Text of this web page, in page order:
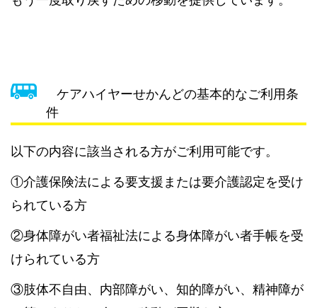
ケアハイヤーせかんどの基本的なご利用条
件
以下の内容に該当される方がご利用可能です。
①介護保険法による要支援または要介護認定を受け
られている方
②身体障がい者福祉法による身体障がい者手帳を受
けられている方
③肢体不自由、内部障がい、知的障がい、精神障が